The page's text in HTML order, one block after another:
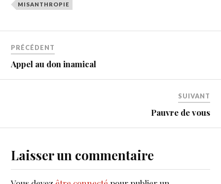
MISANTHROPIE
PRÉCÉDENT
Appel au don inamical
SUIVANT
Pauvre de vous
Laisser un commentaire